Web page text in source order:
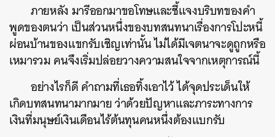
ภายหลัง มารีออกมาขอโทษและชี้แจงบริบทของคำ
พูดของตนว่า เป็นส่วนหนึ่งของบทสนทนาเรื่องการโปะหนี้
ผ่อนบ้านของแขกรับเชิญเท่านั้น ไม่ได้มีเจตนาจะดูถูกหรือ
เหมารวม คนจึงเริ่มปล่อยวางความสนใจจากเหตุการณ์นี้
อย่างไรก็ดี คำถามที่เธอทิ้งเอาไว้ ได้จุดประเด็นให้
เกิดบทสนทนามากมาย ว่าด้วยปัญหาและภาระทางการ
เงินที่มนุษย์เงินเดือนไร้ต้นทุนคนหนึ่งต้องแบกรับ